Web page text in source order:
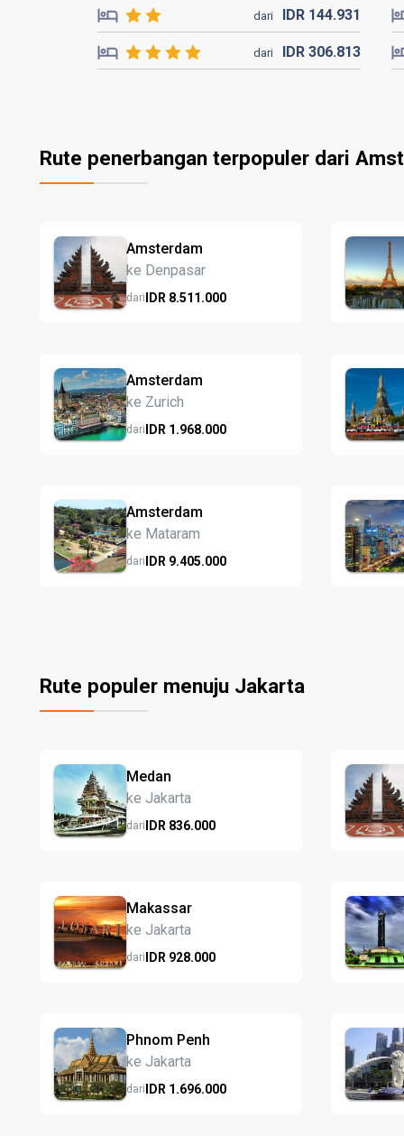
dari IDR 144.931
dari IDR 306.813
Rute penerbangan terpopuler dari
Amsterdam
ke Denpasar
dariIDR 8.511.000
Amsterdam
ke Zurich
dariIDR 1.968.000
Amsterdam
ke Mataram
dariIDR 9.405.000
Rute populer menuju Jakarta
Medan
ke Jakarta
dariIDR 836.000
Makassar
ke Jakarta
dariIDR 928.000
Phnom Penh
ke Jakarta
dariIDR 1.696.000